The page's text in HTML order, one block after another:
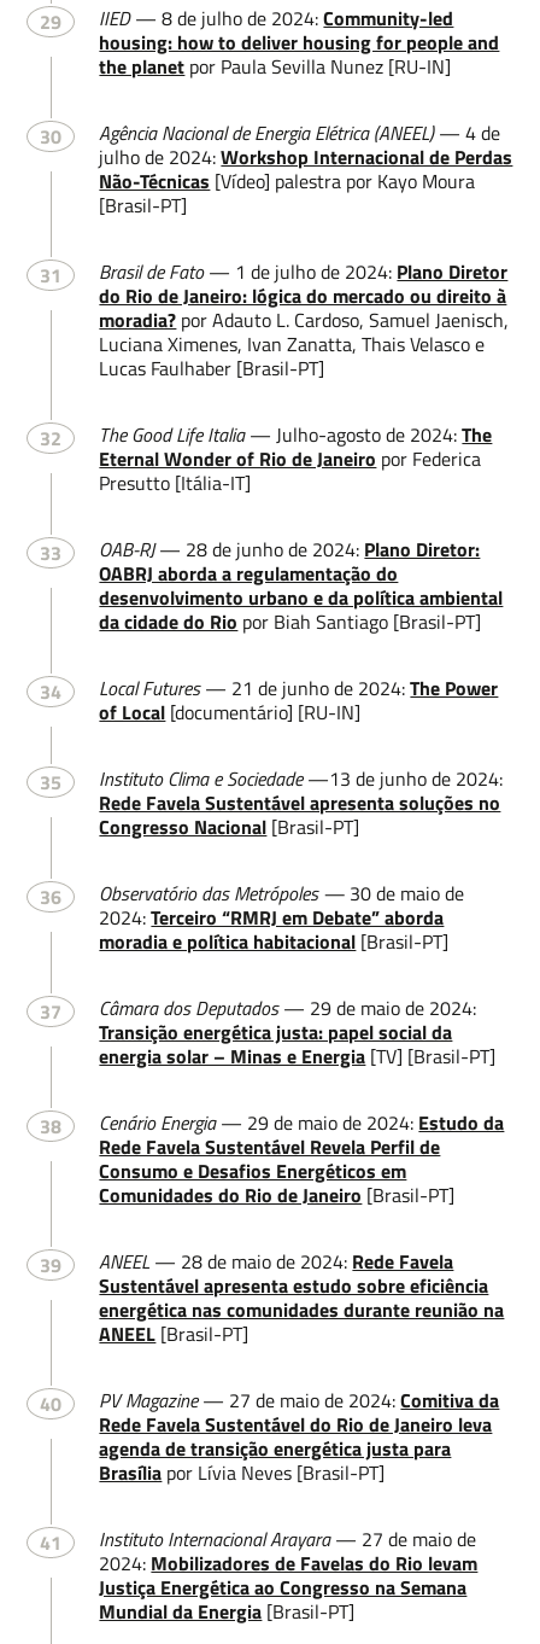
29 IIED— 8 de julho de 2024:Community-led
housing: how to deliver housing for people and
the planet por Paula Sevilla Nunez [RU-IN]
30 Agência Nacional de Energia Elétrica (ANEEL)— 4 de
julho de 2024:Workshop Internacional de Perdas
Não-Técnicas [Vídeo] palestra por Kayo Moura
[Brasil-PT]
31 Brasil de Fato— 1 de julho de 2024: Plano Diretor
do Rio de Janeiro: lógica do mercado ou direito à
moradia? por Adauto L. Cardoso, Samuel Jaenisch,
Luciana Ximenes, Ivan Zanatta, Thais Velasco e
Lucas Faulhaber [Brasil-PT]
32 The Good Life Italia— Julho-agosto de 2024:The
Eternal Wonder of Rio de Janeiro por Federica
Presutto [Itália-IT]
33 OAB-RJ— 28 de junho de 2024: Plano Diretor:
OABRJ aborda a regulamentação do
desenvolvimento urbano e da política ambiental
da cidade do Rio por Biah Santiago [Brasil-PT]
34 Local Futures— 21 de junho de 2024:The Power
of Local [documentário] [RU-IN]
35 Instituto Clima e Sociedade—13 de junho de 2024:
Rede Favela Sustentável apresenta soluções no
Congresso Nacional [Brasil-PT]
36 Observatório das Metrópoles — 30 de maio de
2024:Terceiro “RMRJ em Debate” aborda
moradia e política habitacional [Brasil-PT]
37 Câmara dos Deputados— 29 de maio de 2024:
Transição energética justa: papel social da
energia solar – Minas e Energia [TV] [Brasil-PT]
38 Cenário Energia— 29 de maio de 2024: Estudo da
Rede Favela Sustentável Revela Perfil de
Consumo e Desafios Energéticos em
Comunidades do Rio de Janeiro [Brasil-PT]
39 ANEEL — 28 de maio de 2024: Rede Favela
Sustentável apresenta estudo sobre eficiência
energética nas comunidades durante reunião na
ANEEL [Brasil-PT]
40 PV Magazine— 27 de maio de 2024:Comitiva da
Rede Favela Sustentável do Rio de Janeiro leva
agenda de transição energética justa para
Brasília por Lívia Neves [Brasil-PT]
41 Instituto Internacional Arayara— 27 de maio de
2024: Mobilizadores de Favelas do Rio levam
Justiça Energética ao Congresso na Semana
Mundial da Energia [Brasil-PT]